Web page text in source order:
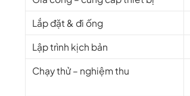
Lắp đặt & đi ống
Lập trình kịch bản
Chạy thử – nghiệm thu